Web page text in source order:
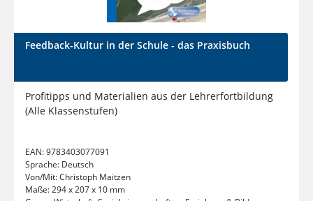
Feedback-Kultur in der Schule - das Praxisbuch
Profitipps und Materialien aus der Lehrerfortbildung
(Alle Klassenstufen)
EAN:9783403077091
Sprache: Deutsch
Von/Mit:Christoph Maitzen
Maße:294 x 207 x 10 mm